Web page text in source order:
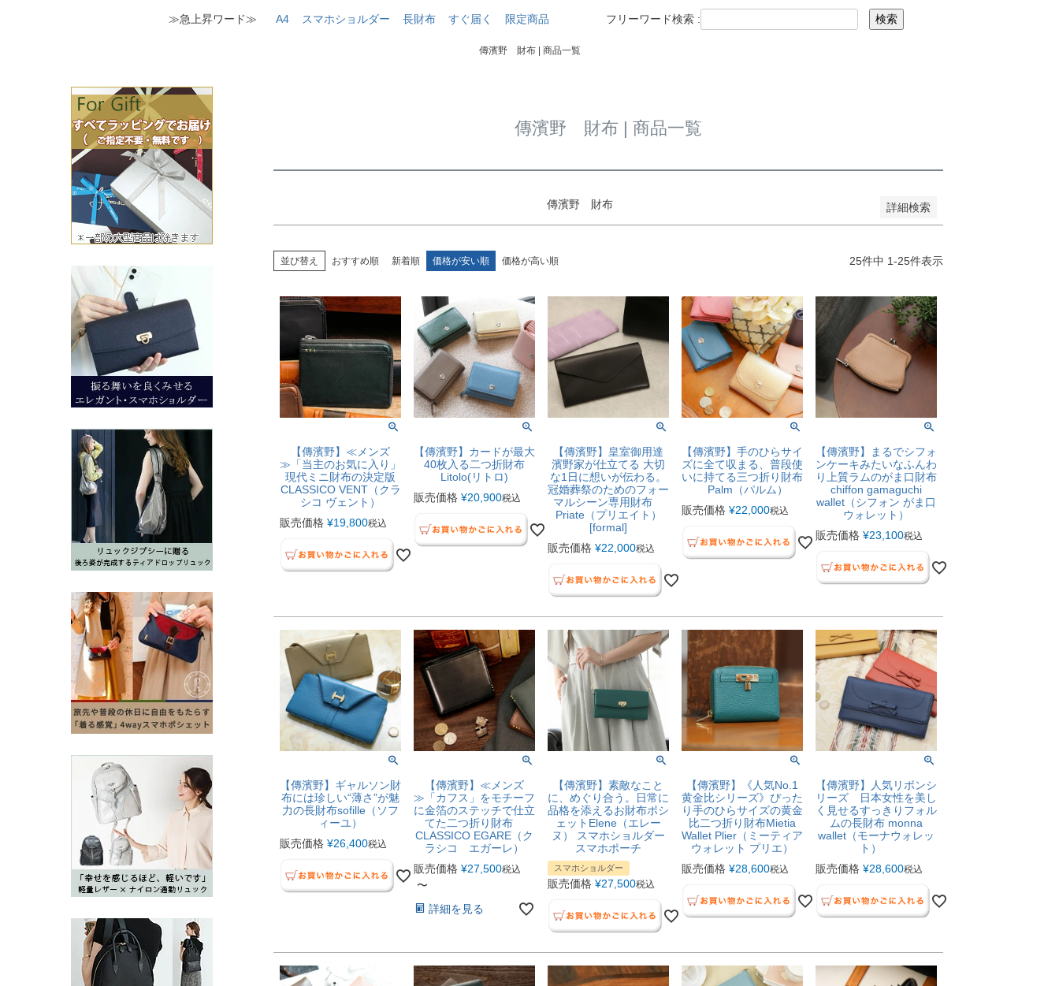
≫急上昇ワード≫ A4 スマホショルダー 長財布 すぐ届く 限定商品 フリーワード検索 : 検索
傳濱野 財布 | 商品一覧
傳濱野 財布 | 商品一覧
傳濱野 財布 詳細検索
新着順
検索
並び替え おすすめ順 新着順 価格が安い順 価格が高い順 25件中 1-25件表示
【傳濱野】≪メンズ
≫「当主のお気に入り」
現代ミニ財布の決定版
CLASSICO VENT（クラ
シコ ヴェント）
販売価格 ¥19,800税込
【傳濱野】カードが最大
40枚入る二つ折財布
Litolo(リトロ)
販売価格 ¥20,900税込
【傳濱野】皇室御用達
濱野家が仕立てる 大切
な1日に想いが伝わる。
冠婚葬祭のためのフォー
マルシーン専用財布
Priate（プリエイト）
[formal]
販売価格 ¥22,000税込
【傳濱野】手のひらサイ
ズに全て収まる、普段使
いに持てる三つ折り財布
Palm（パルム）
販売価格 ¥22,000税込
【傳濱野】まるでシフォ
ンケーキみたいなふんわ
り上質ラムのがま口財布
chiffon gamaguchi
wallet（シフォン がま口
ウォレット）
販売価格 ¥23,100税込
【傳濱野】ギャルソン財
布には珍しい“薄さ”が魅
力の長財布sofille（ソフ
ィーユ）
販売価格 ¥26,400税込
【傳濱野】≪メンズ
≫「カフス」をモチーフ
に金箔のステッチで仕立
てた二つ折り財布
CLASSICO EGARE（ク
ラシコ エガーレ）
販売価格 ¥27,500税込
〜
詳細を見る
【傳濱野】素敵なこと
に、めぐり合う。日常に
品格を添えるお財布ポシ
ェットElene（エレー
ヌ） スマホショルダー
スマホポーチ
スマホショルダー
販売価格 ¥27,500税込
【傳濱野】《人気No.1
黄金比シリーズ》ぴった
り手のひらサイズの黄金
比二つ折り財布Mietia
Wallet Plier（ミーティア
ウォレット プリエ）
販売価格 ¥28,600税込
【傳濱野】人気リボンシ
リーズ 日本女性を美し
く見せるすっきりフォル
ムの長財布 monna
wallet（モーナウォレッ
ト）
販売価格 ¥28,600税込